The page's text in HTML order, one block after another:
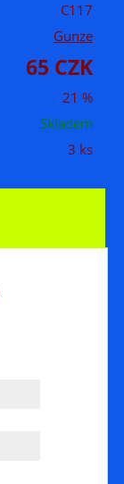
C117
Gunze
65 CZK
21 %
Skladem
3 ks